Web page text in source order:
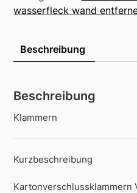
wasserfleck wand
Beschreibung
Beschreibung
Klammern
Kurzbeschreibung
Kartonverschlussklammern